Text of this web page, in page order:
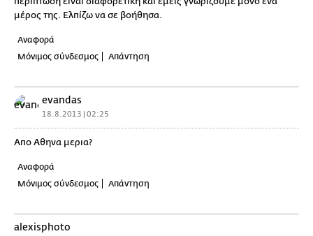
μέρος της. Ελπίζω να σε βοήθησα.
Αναφορά
Μόνιμος σύνδεσμος
Απάντηση
evandas
18.8.2013 | 02:25
Απο Αθηνα μερια?
Αναφορά
Μόνιμος σύνδεσμος
Απάντηση
alexisphoto